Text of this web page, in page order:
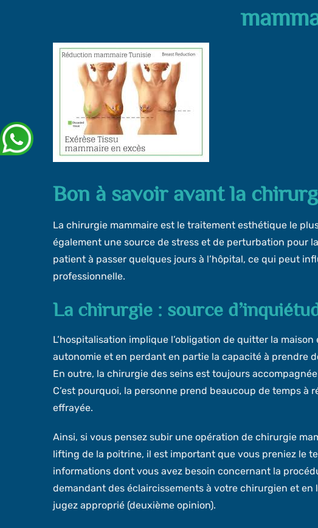
Bon à savoir avant la
La chirurgie mammaire est le traitement esthétique le
également une source de stress et de perturbation pour
patient à passer quelques jours à l’hôpital, ce qui peut
professionnelle.
La chirurgie : source
L’hospitalisation implique l’obligation de quitter la
autonomie et en perdant en partie la capacité à prendre
En outre, la chirurgie des seins est toujours
C’est pourquoi, la personne prend beaucoup de temps
effrayée.
Ainsi, si vous pensez subir une opération de chirurgie
lifting de la poitrine, il est important que vous preniez le
informations dont vous avez besoin concernant la
demandant des éclaircissements à votre chirurgien et en
jugez approprié (deuxième opinion).